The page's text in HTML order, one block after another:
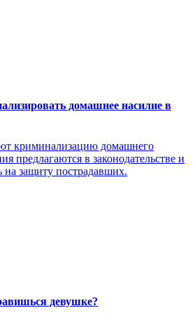
домашнее насилие в
криминализацию домашнего
предлагаются в законодательстве и
на защиту пострадавших.
девушке?